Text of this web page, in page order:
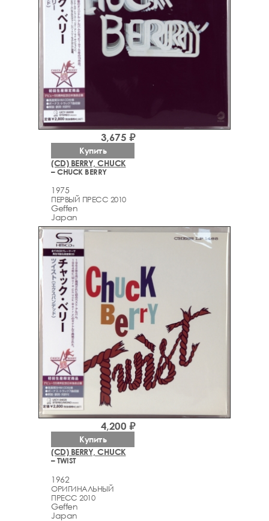
(CD) BERRY, CHUCK
– CHUCK BERRY
1975
ПЕРВЫЙ ПРЕСС 2010
Geffen
Japan
3,675 ₽
Купить
(CD) BERRY, CHUCK
– TWIST
1962
ОРИГИНАЛЬНЫЙ
ПРЕСС 2010
Geffen
Japan
4,200 ₽
Купить